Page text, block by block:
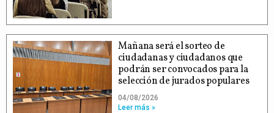
Mañana será el sorteo de
ciudadanas y ciudadanos que
podrán ser convocados para la
selección de jurados populares
04/08/2026
Leer más »